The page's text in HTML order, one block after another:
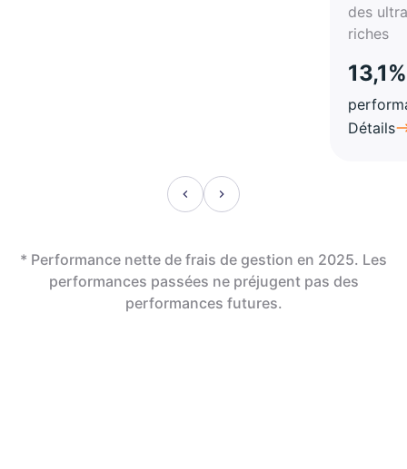
des
riches
13,1%
Détails
* Performance nette de frais de gestion en 2025. Les
performances passées ne préjugent pas des
performances futures.